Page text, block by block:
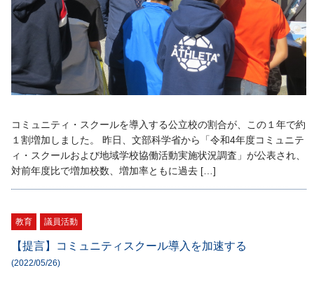
コミュニティ・スクールを導入する公立校の割合が、この１年で約
１割増加しました。 昨日、文部科学省から「令和4年度コミュニテ
ィ・スクールおよび地域学校協働活動実施状況調査」が公表され、
対前年度比で増加校数、増加率ともに過去 […]
教育 議員活動
【提言】コミュニティスクール導入を加速する
(2022/05/26)